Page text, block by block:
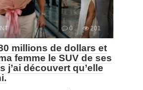
0 201
millions de dollars et
femme le SUV de ses
j’ai découvert qu’elle